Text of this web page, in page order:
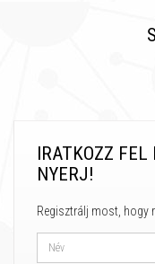
IRATKOZZ FEL
NYERJ!
Regisztrálj most, hogy